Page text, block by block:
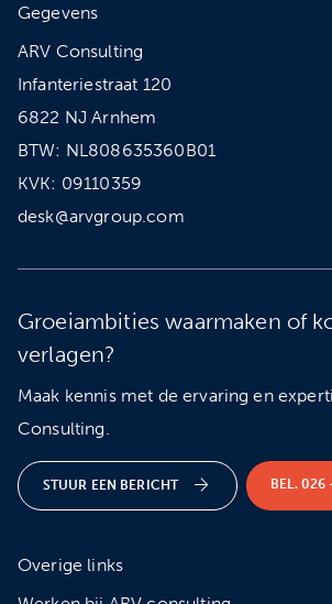
Groeiambities waarmaken of
verlagen?
Maak kennis met de ervaring en
Consulting.
STUUR EEN BERICHT BEL. 026
Gegevens
ARV Consulting
Infanteriestraat 120
6822 NJ Arnhem
BTW: NL808635360B01
KVK: 09110359
desk@arvgroup.com
Overige links